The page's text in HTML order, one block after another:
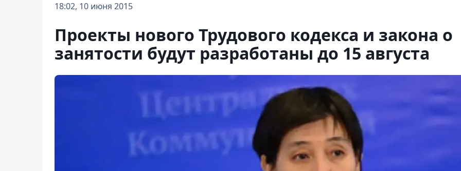
18:02, 10 июня 2015
Проекты нового Трудового кодекса и закона о
занятости будут разработаны до 15 августа